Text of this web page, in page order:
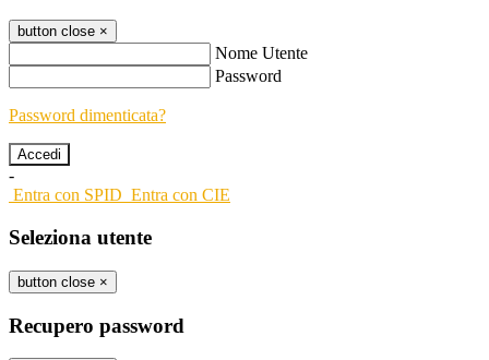
button close ×
Nome Utente
Password
Password dimenticata?
-
Entra con SPID Entra con CIE
Seleziona utente
button close ×
Recupero password